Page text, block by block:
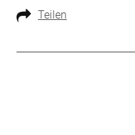
Teilen